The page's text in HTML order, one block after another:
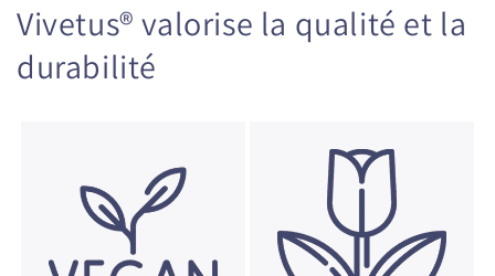
Vivetus® valorise la qualité et la
durabilité